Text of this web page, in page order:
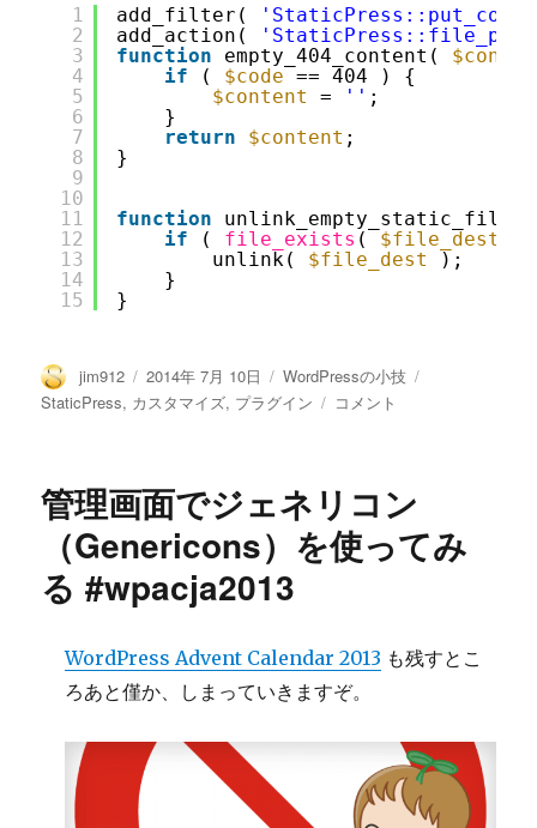
か
も
し
れ
い）
グ
イ
て
み
た
1
2
3
4
5
6
7
8
9
10
11
12
13
14
15
add_filter(
add_action(
'StaticPress::file_put'
function
empty_404_content(
if
( $code
== 404 ) {
$content
= '' ;
}
return
$content ;
}
function unlink_empty_static_file(
if
( file_exists ( $file_dest
unlink( $file_dest
);
}
}
投
稿
jim912
投
稿
2014年 7月 10日
カ
テ
WordPressの小技
StaticPress, カスタマイズ, プラグイン
StaticPress
ク
切
れ
は
フ
ァ
コメント
管理画面でジェネリコン
（Genericons）を使ってみ
る #wpacja2013
WordPress Advent Calendar 2013 も残すとこ
ろあと僅か、しまっていきますぞ。